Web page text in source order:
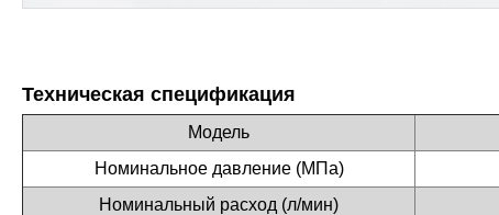
Техническая спецификация
Модель
Номинальное давление (МПа)
Номинальный расход (л/мин)